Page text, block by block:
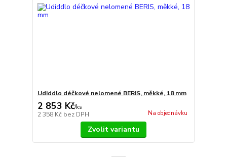
Udiddlo déčkové nelomené BERIS, měkké, 18 mm
2 853 Kč/ks
2 358 Kč bez DPH Na objednávku
Zvolit variantu